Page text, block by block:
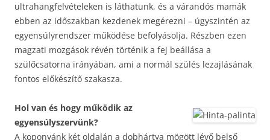
ultrahangfelvételeken is láthatunk, és a várandós mamák
ebben az időszakban kezdenek megérezni – úgyszintén az
egyensúlyrendszer működése befolyásolja. Részben ezen
magzati mozgások révén történik a fej beállása a
szülőcsatorna irányában, ami a normál szülés lezajlásának
fontos előkészítő szakasza.
Hol van és hogy működik az
egyensúlyszervünk?
A koponyánk két oldalán a dobhártya mögött lévő belső